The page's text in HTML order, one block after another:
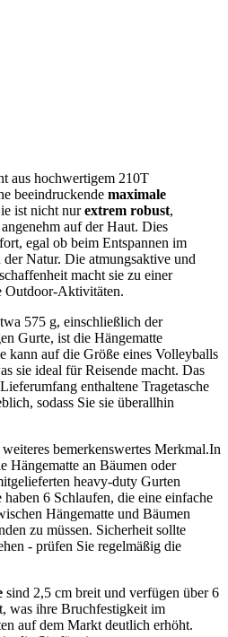
aus hochwertigem 210T
beeindruckende maximale
ist ‌nicht nurextrem robust,
auf der Haut. Dies
egal ‍ob beim Entspannen im
Natur. Die atmungsaktive und
macht sie zu einer
Outdoor-Aktivitäten.
575 g, einschließlich der
Gurte, ist die Hängematte
kann auf die Größe eines Volleyballs
sie ​ideal für Reisende macht. Das
enthaltene Tragetasche
sodass Sie​ sie überallhin
bemerkenswertes Merkmal.In
Hängematte ​an Bäumen oder
heavy-duty Gurten
6⁤ Schlaufen,‌ die eine einfache
Hängematte und Bäumen
zu müssen. Sicherheit ‍sollte
-⁤ prüfen Sie regelmäßig die
sind 2,5 cm breit und verfügen über 6
was ihre⁤ Bruchfestigkeit im
auf ​dem Markt deutlich​ erhöht.